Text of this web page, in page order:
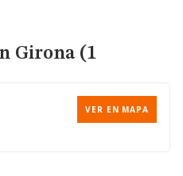
Girona (1
VER EN MAPA